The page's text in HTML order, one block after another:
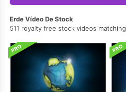
Erde Vídeo De Stock
511 royalty free stock videos matching